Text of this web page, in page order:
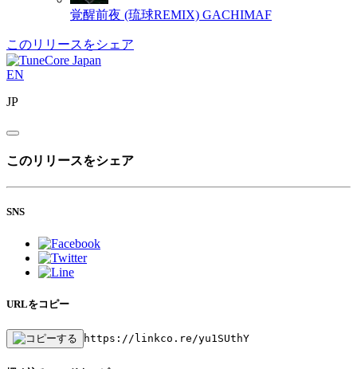
覚醒前夜 (琉球REMIX) GACHIMAF
このリリースをシェア
EN
JP
このリリースをシェア
SNS
URLをコピー
https://linkco.re/yu1SUthY